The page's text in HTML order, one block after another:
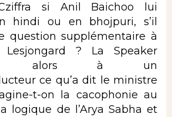
Cziffra si Anil Baichoo lui
hindi ou en bhojpuri, s’il
question supplémentaire à
? La Speaker
alors à un
ce qu’a dit le ministre
t-on la cacophonie au
logique de l’Arya Sabha et